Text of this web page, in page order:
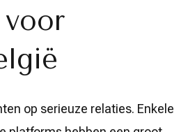
op serieuze relaties. Enkele